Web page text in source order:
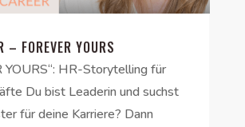
– FOREVER YOURS
YOURS“: HR-Storytelling für
Du bist Leaderin und suchst
für deine Karriere? Dann